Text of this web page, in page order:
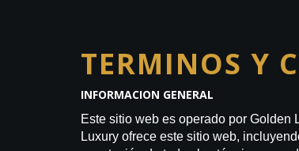
TERMINOS Y
INFORMACION GENERAL
Este sitio web es operado por Golden
Luxury ofrece este sitio web,